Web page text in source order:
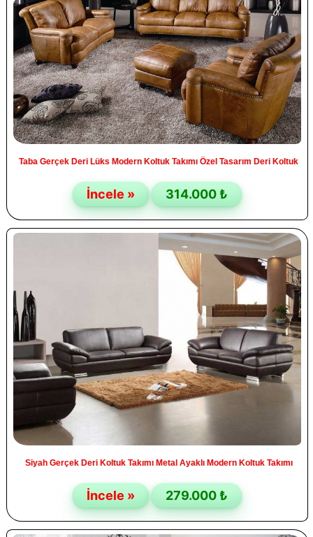
Taba Gerçek Deri Lüks Modern Koltuk Takımı Özel Tasarım Deri Koltuk
İncele » 314.000 ₺
Siyah Gerçek Deri Koltuk Takımı Metal Ayaklı Modern Koltuk Takımı
İncele » 279.000 ₺